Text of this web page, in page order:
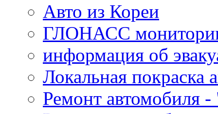
Авто из Кореи
ГЛОНАСС
информация об
Локальная покраска
Ремонт автомобиля -